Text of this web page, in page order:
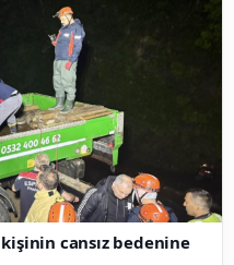
cansız bedenine